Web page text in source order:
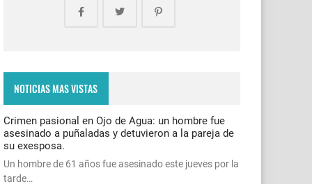
NOTICIAS MAS VISTAS
Crimen pasional en Ojo de Agua: un hombre fue
asesinado a puñaladas y detuvieron a la pareja de
su exesposa.
Un hombre de 61 años fue asesinado este jueves por la
tarde…